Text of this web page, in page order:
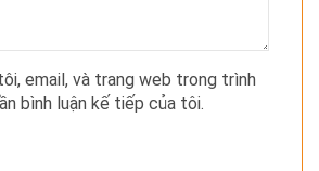
email, và trang web trong trình
bình luận kế tiếp của tôi.